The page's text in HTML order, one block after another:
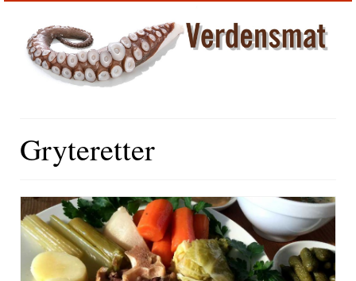
Gryteretter